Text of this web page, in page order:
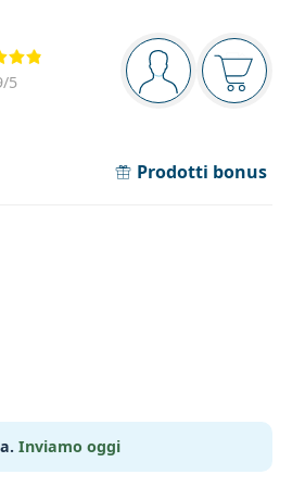
Barra di navigazione
sei connesso
Il
/5
Prodotti bonus
Inviamo oggi